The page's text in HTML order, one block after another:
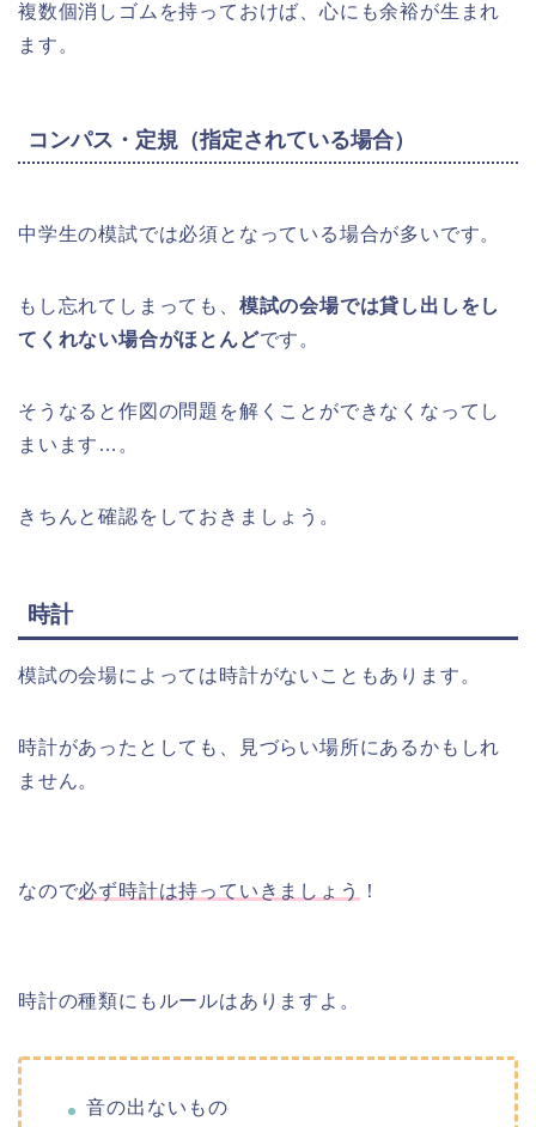
複数個消しゴムを持っておけば、心にも余裕が生まれ
ます。
コンパス・定規（指定されている場合）
中学生の模試では必須となっている場合が多いです。
もし忘れてしまっても、 模試の会場では貸し出しをし
てくれない場合がほとんどです。
そうなると作図の問題を解くことができなくなってし
まいます…。
きちんと確認をしておきましょう。
時計
模試の会場によっては時計がないこともあります。
時計があったとしても、見づらい場所にあるかもしれ
ません。
なので必ず時計は持っていきましょう ！
時計の種類にもルールはありますよ。
音の出ないもの